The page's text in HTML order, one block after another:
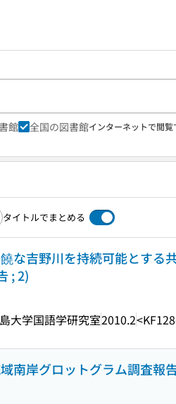
館 全国の図書館インターネットで閲
タイトルでまとめる
な吉野川を持続可能とする
; 2)
大学国語学研究室2010.2
南岸グロットグラム調査報